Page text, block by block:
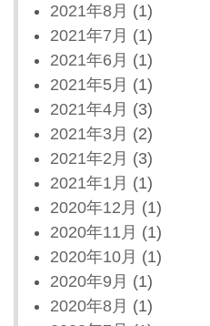
2021年8月 (1)
2021年7月 (1)
2021年6月 (1)
2021年5月 (1)
2021年4月 (3)
2021年3月 (2)
2021年2月 (3)
2021年1月 (1)
2020年12月 (1)
2020年11月 (1)
2020年10月 (1)
2020年9月 (1)
2020年8月 (1)